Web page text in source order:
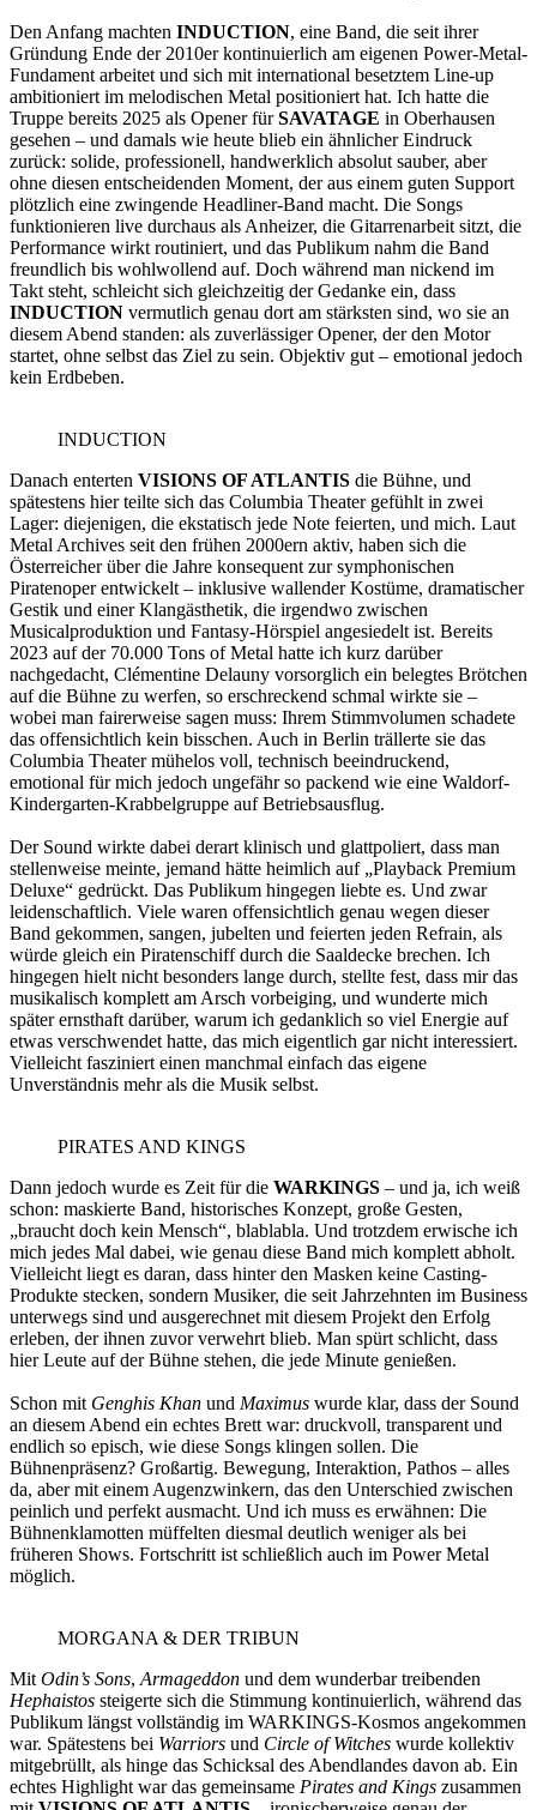
Den Anfang machten INDUCTION, eine Band, die seit ihrer
Gründung Ende der 2010er kontinuierlich am eigenen Power-Metal-
Fundament arbeitet und sich mit international besetztem Line-up
ambitioniert im melodischen Metal positioniert hat. Ich hatte die
Truppe bereits 2025 als Opener fürSAVATAGE in Oberhausen
gesehen – und damals wie heute blieb ein ähnlicher Eindruck
zurück: solide, professionell, handwerklich absolut sauber, aber
ohne diesen entscheidenden Moment, der aus einem guten Support
plötzlich eine zwingende Headliner-Band macht. Die Songs
funktionieren live durchaus als Anheizer, die Gitarrenarbeit sitzt, die
Performance wirkt routiniert, und das Publikum nahm die Band
freundlich bis wohlwollend auf. Doch während man nickend im
Takt steht, schleicht sich gleichzeitig der Gedanke ein, dass
INDUCTION vermutlich genau dort am stärksten sind, wo sie an
diesem Abend standen: als zuverlässiger Opener, der den Motor
startet, ohne selbst das Ziel zu sein. Objektiv gut – emotional jedoch
kein Erdbeben.
INDUCTION
Danach enterten VISIONS OF ATLANTIS die Bühne, und
spätestens hier teilte sich das Columbia Theater gefühlt in zwei
Lager: diejenigen, die ekstatisch jede Note feierten, und mich. Laut
Metal Archives seit den frühen 2000ern aktiv, haben sich die
Österreicher über die Jahre konsequent zur symphonischen
Piratenoper entwickelt – inklusive wallender Kostüme, dramatischer
Gestik und einer Klangästhetik, die irgendwo zwischen
Musicalproduktion und Fantasy-Hörspiel angesiedelt ist. Bereits
2023 auf der 70.000 Tons of Metal hatte ich kurz darüber
nachgedacht, Clémentine Delauny vorsorglich ein belegtes Brötchen
auf die Bühne zu werfen, so erschreckend schmal wirkte sie –
wobei man fairerweise sagen muss: Ihrem Stimmvolumen schadete
das offensichtlich kein bisschen. Auch in Berlin trällerte sie das
Columbia Theater mühelos voll, technisch beeindruckend,
emotional für mich jedoch ungefähr so packend wie eine Waldorf-
Kindergarten-Krabbelgruppe auf Betriebsausflug.
Der Sound wirkte dabei derart klinisch und glattpoliert, dass man
stellenweise meinte, jemand hätte heimlich auf „Playback Premium
Deluxe“ gedrückt. Das Publikum hingegen liebte es. Und zwar
leidenschaftlich. Viele waren offensichtlich genau wegen dieser
Band gekommen, sangen, jubelten und feierten jeden Refrain, als
würde gleich ein Piratenschiff durch die Saaldecke brechen. Ich
hingegen hielt nicht besonders lange durch, stellte fest, dass mir das
musikalisch komplett am Arsch vorbeiging, und wunderte mich
später ernsthaft darüber, warum ich gedanklich so viel Energie auf
etwas verschwendet hatte, das mich eigentlich gar nicht interessiert.
Vielleicht fasziniert einen manchmal einfach das eigene
Unverständnis mehr als die Musik selbst.
PIRATES AND KINGS
Dann jedoch wurde es Zeit für die WARKINGS – und ja, ich weiß
schon: maskierte Band, historisches Konzept, große Gesten,
„braucht doch kein Mensch“, blablabla. Und trotzdem erwische ich
mich jedes Mal dabei, wie genau diese Band mich komplett abholt.
Vielleicht liegt es daran, dass hinter den Masken keine Casting-
Produkte stecken, sondern Musiker, die seit Jahrzehnten im Business
unterwegs sind und ausgerechnet mit diesem Projekt den Erfolg
erleben, der ihnen zuvor verwehrt blieb. Man spürt schlicht, dass
hier Leute auf der Bühne stehen, die jede Minute genießen.
Schon mit Genghis Khan und Maximus wurde klar, dass der Sound
an diesem Abend ein echtes Brett war: druckvoll, transparent und
endlich so episch, wie diese Songs klingen sollen. Die
Bühnenpräsenz? Großartig. Bewegung, Interaktion, Pathos – alles
da, aber mit einem Augenzwinkern, das den Unterschied zwischen
peinlich und perfekt ausmacht. Und ich muss es erwähnen: Die
Bühnenklamotten müffelten diesmal deutlich weniger als bei
früheren Shows. Fortschritt ist schließlich auch im Power Metal
möglich.
MORGANA & DER TRIBUN
Mit Odin’s Sons, Armageddon und dem wunderbar treibenden
Hephaistos steigerte sich die Stimmung kontinuierlich, während das
Publikum längst vollständig im WARKINGS-Kosmos angekommen
war. Spätestens bei Warriors und Circle of Witches wurde kollektiv
mitgebrüllt, als hinge das Schicksal des Abendlandes davon ab. Ein
echtes Highlight war das gemeinsame Pirates and Kings zusammen